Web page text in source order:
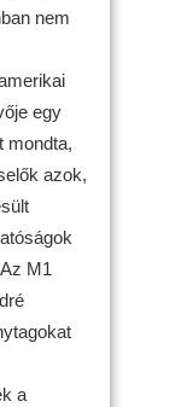
nem
egy
mondta,
azok,
M1
a